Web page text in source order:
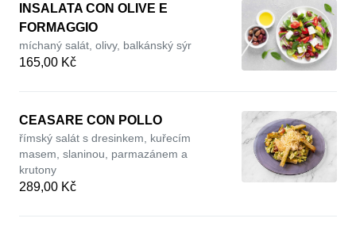
INSALATA CON OLIVE E
FORMAGGIO
míchaný salát, olivy, balkánský sýr
165,00 Kč
CEASARE CON POLLO
římský salát s dresinkem, kuřecím
masem, slaninou, parmazánem a
krutony
289,00 Kč